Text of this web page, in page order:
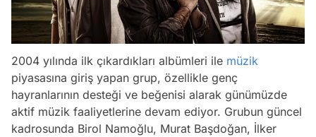
2004 yılında ilk çıkardıkları albümleri ile müzik
piyasasına giriş yapan grup, özellikle genç
hayranlarının desteği ve beğenisi alarak günümüzde
aktif müzik faaliyetlerine devam ediyor. Grubun güncel
kadrosunda Birol Namoğlu, Murat Başdoğan, İlker